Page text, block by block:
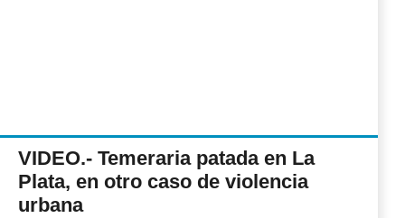
VIDEO.- Temeraria patada en La
Plata, en otro caso de violencia
urbana